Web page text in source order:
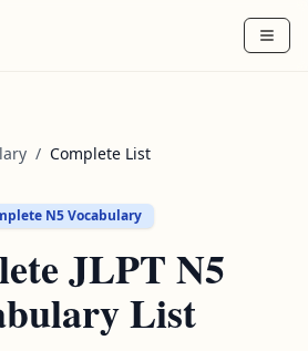
/ Complete List
N5 Vocabulary
JLPT N5
List